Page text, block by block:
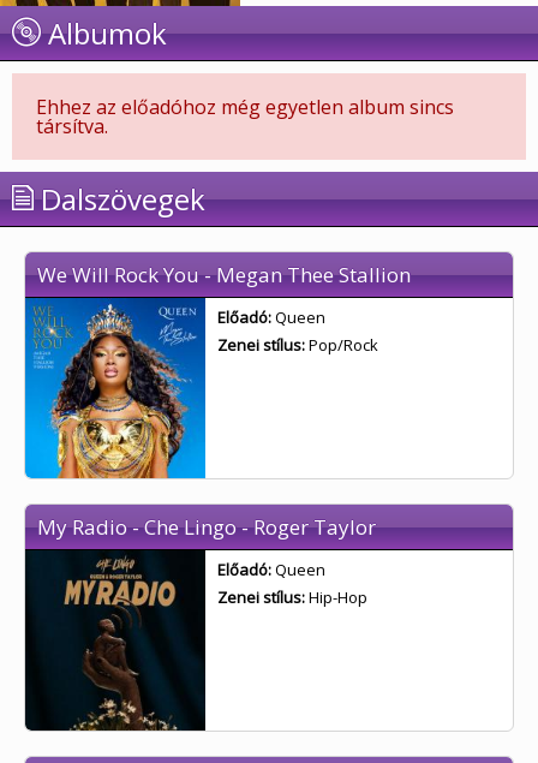
Albumok
Ehhez az előadóhoz még egyetlen album sincs
társítva.
Dalszövegek
We Will Rock You - Megan Thee Stallion
Előadó:Queen
Zenei stílus:Pop/Rock
My Radio - Che Lingo - Roger Taylor
Előadó:Queen
Zenei stílus:Hip-Hop